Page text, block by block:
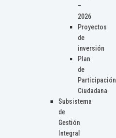
–
2026
Proyectos
de
inversión
Plan
de
Participación
Ciudadana
Subsistema
de
Gestión
Integral